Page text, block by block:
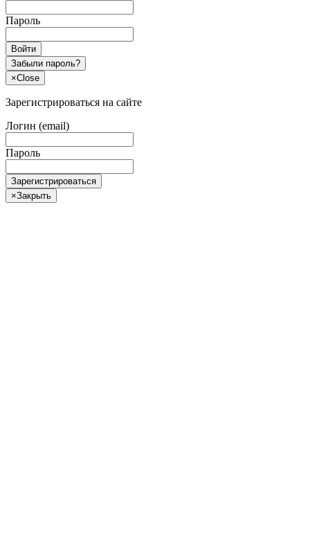
Пароль
Войти
Забыли пароль?
×Close
Зарегистрироваться на сайте
Логин (email)
Пароль
Зарегистрироваться
×Закрыть